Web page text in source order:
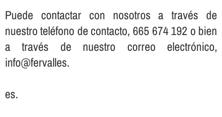
Puede contactar con nosotros a través de
nuestro teléfono de contacto, 665 674 192 o bien
a través de nuestro correo electrónico,
info@fervalles.
es.